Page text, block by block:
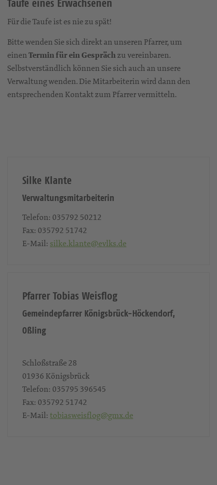
Taufe eines Erwachsenen
Für die Taufe ist es nie zu spät!
Bitte wenden Sie sich direkt an unseren Pfarrer, um
einenTermin für ein Gesprächzu vereinbaren.
Selbstverständlich können Sie sich auch an unsere
Verwaltung wenden. Die Mitarbeiterin wird dann den
entsprechenden Kontakt zum Pfarrer vermitteln.
Silke Klante
Verwaltungsmitarbeiterin
Telefon: 035792 50212
Fax: 035792 51742
E-Mail: silke.klante@evlks.de
Pfarrer Tobias Weisflog
Gemeindepfarrer Königsbrück-Höckendorf,
Oßling
Schloßstraße 28
01936 Königsbrück
Telefon: 035795 396545
Fax: 035792 51742
E-Mail: tobiasweisflog@gmx.de